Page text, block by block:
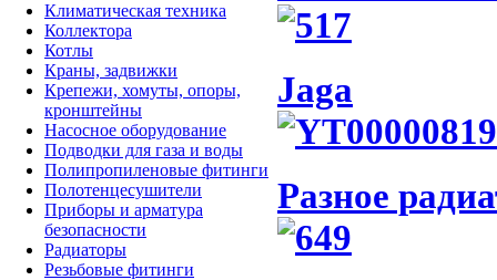
Климатическая техника
Коллектора
Котлы
Краны, задвижки
Крепежи, хомуты, опоры,
кронштейны
Насосное оборудование
Подводки для газа и воды
Полипропиленовые фитинги
Полотенцесушители
Приборы и арматура
безопасности
Радиаторы
Резьбовые фитинги
Jaga
Pазное